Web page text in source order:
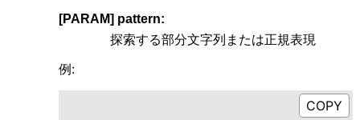
[PARAM] pattern:
探索する部分文字列または正規表現
例: